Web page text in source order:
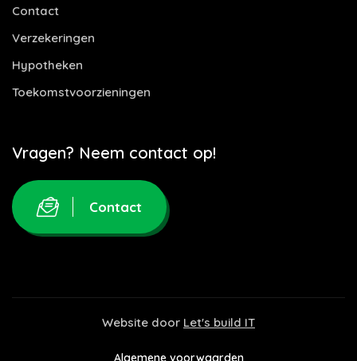
Contact
Verzekeringen
Hypotheken
Toekomstvoorzieningen
Vragen? Neem contact op!
Contact
Website door Let's build IT
Algemene voorwaarden